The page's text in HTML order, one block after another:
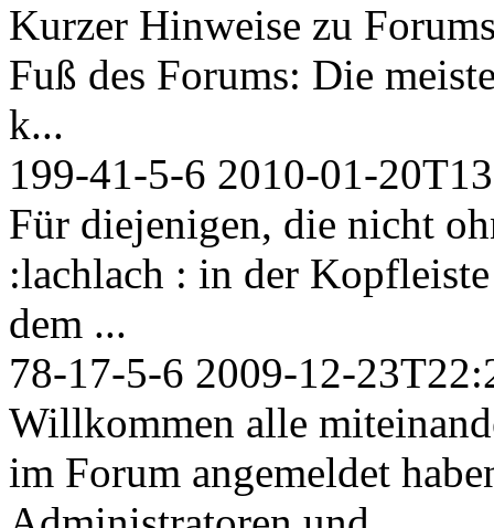
Kurzer Hinweise zu
Fuß des Forums: Die
k...
199-41-5-6 2010-01-
Für diejenigen, die nicht
:lachlach : in der
dem ...
78-17-5-6 2009-12-
Willkommen alle
im Forum angemeldet